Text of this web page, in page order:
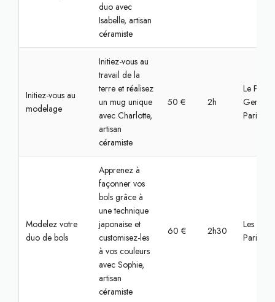
duo avec
Isabelle, artisan
céramiste
Initiez-vous au
modelage
Initiez-vous au
travail de la
terre et réalisez
un mug unique
avec Charlotte,
artisan
céramiste
50 € 2h
Le Pré-
Gervais,
Paris
Modelez votre
duo de bols
Apprenez à
façonner vos
bols grâce à
une technique
japonaise et
customisez-les
à vos couleurs
avec Sophie,
artisan
céramiste
60 € 2h30
Les Lilas,
Paris